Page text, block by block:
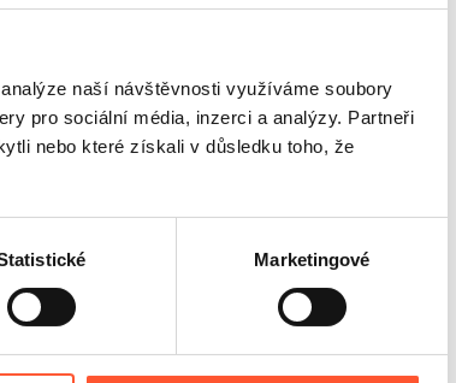
naší návštěvnosti využíváme soubory
pro sociální média, inzerci a analýzy. Partneři
nebo které získali v důsledku toho, že
Marketingové